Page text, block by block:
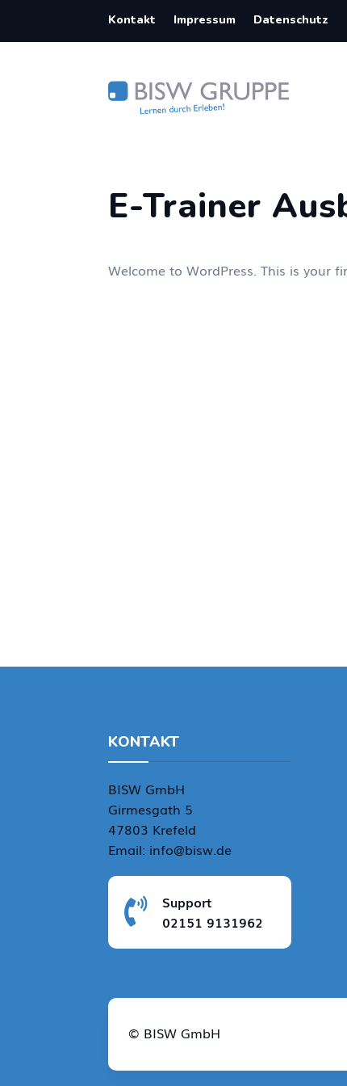
Kontakt Impressum Datenschutz
E-Trainer
Welcome to WordPress. This is your
KONTAKT
BISW GmbH
Girmesgath 5
47803 Krefeld
Email: info@bisw.de

Support
02151 9131962
© BISW GmbH